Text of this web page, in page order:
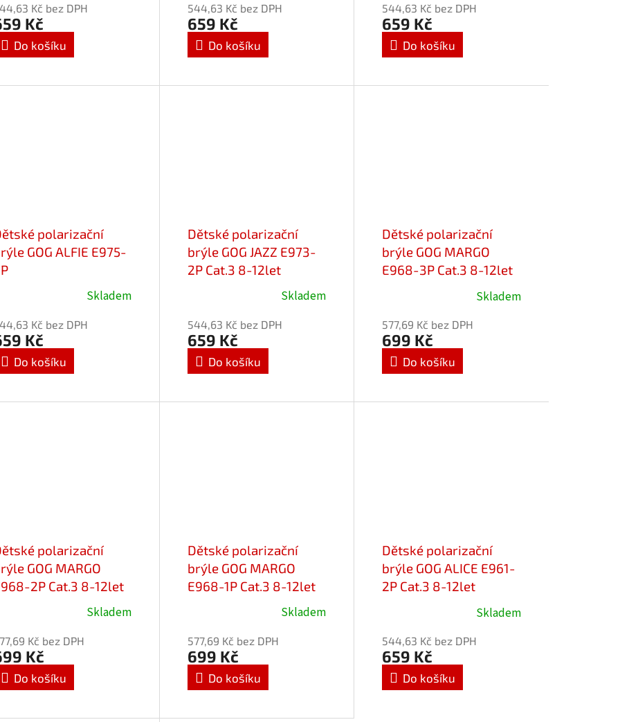
5,0
Kč bez DPH
Kč
Do košíku
produktu
je
5,0
z
544,63 Kč bez DPH
659 Kč
Do košíku
produktu
je
5,0
z
544,63 Kč bez DPH
659 Kč
Do košíku
polarizační
GOG ALFIE E975-
5,0
Skladem
Kč bez DPH
Kč
Do košíku
Dětské polarizační
brýle GOG JAZZ E973-
2P Cat.3 8-12let
produktu
je
5,0
z
Skladem
544,63 Kč bez DPH
659 Kč
Do košíku
Dětské polarizační
brýle GOG MARGO
E968-3P Cat.3 8-12let
produktu
je
5,0
z
Skladem
577,69 Kč bez DPH
699 Kč
Do košíku
polarizační
GOG MARGO
2P Cat.3 8-12let
5,0
Skladem
Kč bez DPH
Kč
Do košíku
Dětské polarizační
brýle GOG MARGO
E968-1P Cat.3 8-12let
produktu
je
5,0
z
Skladem
577,69 Kč bez DPH
699 Kč
Do košíku
Dětské polarizační
brýle GOG ALICE E961-
2P Cat.3 8-12let
produktu
je
5,0
Skladem
544,63 Kč bez DPH
659 Kč
Do košíku